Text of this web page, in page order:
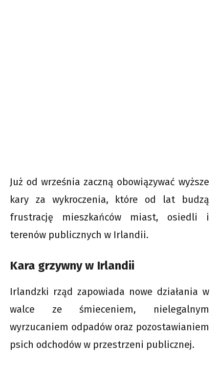
Już od września zaczną obowiązywać wyższe
kary za wykroczenia, które od lat budzą
frustrację mieszkańców miast, osiedli i
terenów publicznych w Irlandii.
Kara grzywny w Irlandii
Irlandzki rząd zapowiada nowe działania w
walce ze śmieceniem, nielegalnym
wyrzucaniem odpadów oraz pozostawianiem
psich odchodów w przestrzeni publicznej.